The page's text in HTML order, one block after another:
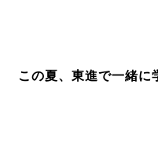
この夏、東進で一緒に